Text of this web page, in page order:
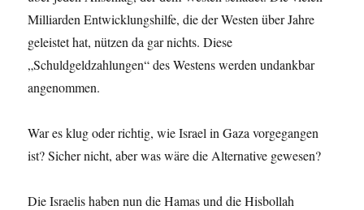
Milliarden Entwicklungshilfe, die der Westen über Jahre
geleistet hat, nützen da gar nichts. Diese
„Schuldgeldzahlungen“ des Westens werden undankbar
angenommen.
War es klug oder richtig, wie Israel in Gaza vorgegangen
ist? Sicher nicht, aber was wäre die Alternative gewesen?
Die Israelis haben nun die Hamas und die Hisbollah